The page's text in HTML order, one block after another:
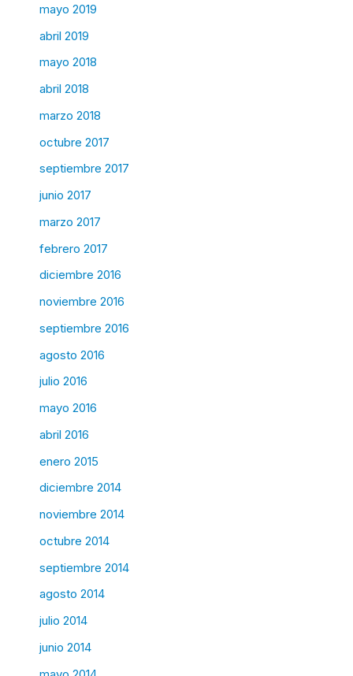
mayo 2019
abril 2019
mayo 2018
abril 2018
marzo 2018
octubre 2017
septiembre 2017
junio 2017
marzo 2017
febrero 2017
diciembre 2016
noviembre 2016
septiembre 2016
agosto 2016
julio 2016
mayo 2016
abril 2016
enero 2015
diciembre 2014
noviembre 2014
octubre 2014
septiembre 2014
agosto 2014
julio 2014
junio 2014